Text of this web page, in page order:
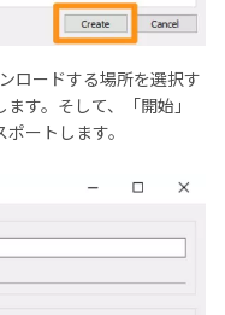
ロードする場所を選択す
す。そして、「開始」
ートします。